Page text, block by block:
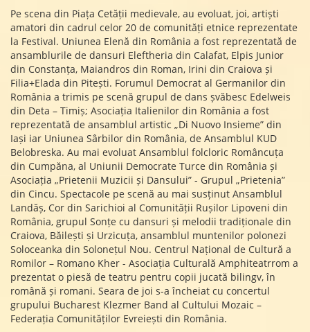
Pe scena din Piața Cetății medievale, au evoluat, joi, artiști
amatori din cadrul celor 20 de comunități etnice reprezentate
la Festival. Uniunea Elenă din România a fost reprezentată de
ansamblurile de dansuri Eleftheria din Calafat, Elpis Junior
din Constanța, Maiandros din Roman, Irini din Craiova și
Filia+Elada din Pitești. Forumul Democrat al Germanilor din
România a trimis pe scenă grupul de dans șvăbesc Edelweis
din Deta – Timiș; Asociația Italienilor din România a fost
reprezentată de ansamblul artistic „Di Nuovo Insieme” din
Iași iar Uniunea Sârbilor din România, de Ansamblul KUD
Belobreska. Au mai evoluat Ansamblul folcloric Româncuța
din Cumpăna, al Uniunii Democrate Turce din România și
Asociația „Prietenii Muzicii și Dansului” - Grupul „Prietenia”
din Cincu. Spectacole pe scenă au mai susținut Ansamblul
Landăș, Cor din Sarichioi al Comunității Rușilor Lipoveni din
România, grupul Sonțe cu dansuri și melodii tradiționale din
Craiova, Băilești și Urzicuța, ansamblul muntenilor polonezi
Soloceanka din Solonețul Nou. Centrul Național de Cultură a
Romilor – Romano Kher - Asociația Culturală Amphiteatrrom a
prezentat o piesă de teatru pentru copii jucată bilingv, în
română și romani. Seara de joi s-a încheiat cu concertul
grupului Bucharest Klezmer Band al Cultului Mozaic –
Federația Comunităților Evreiești din România.